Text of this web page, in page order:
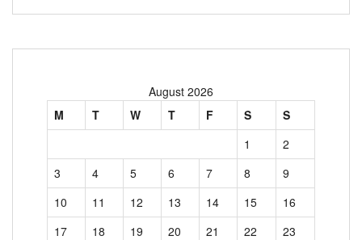
August 2026
M
T W T F S
S
1
2
3
4 5 6 7 8
9
10
11 12 13 14 15
16
17
18 19 20 21 22
23